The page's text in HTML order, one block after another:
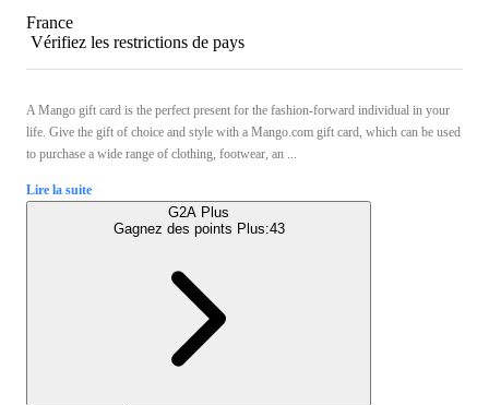
France
Vérifiez les restrictions de pays
A Mango gift card is the perfect present for the fashion-forward individual in your
life. Give the gift of choice and style with a Mango.com gift card, which can be used
to purchase a wide range of clothing, footwear, an ...
Lire la suite
G2A Plus
Gagnez des points Plus:43